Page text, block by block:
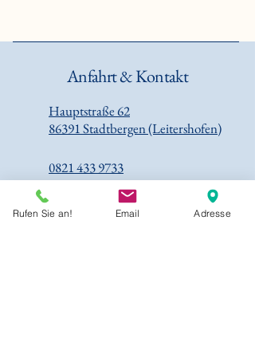
Anfahrt & Kontakt
Hauptstraße 62
86391 Stadtbergen (Leitershofen)
0821 433 9733
info@sonnenschein-team.de
Rufen Sie an! Email Adresse